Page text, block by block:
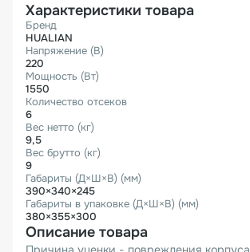
Характеристики товара
Бренд
HUALIAN
Напряжение (В)
220
Мощность (Вт)
1550
Количество отсеков
6
Вес нетто (кг)
9,5
Вес брутто (кг)
9
Габариты (Д×Ш×В) (мм)
390×340×245
Габариты в упаковке (Д×Ш×В) (мм)
380×355×300
Описание товара